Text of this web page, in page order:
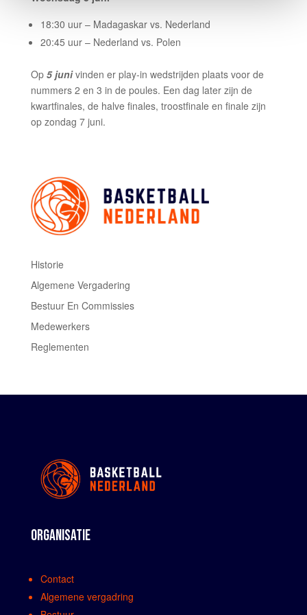
18:30 uur – Madagaskar vs. Nederland
20:45 uur – Nederland vs. Polen
Op 5 junivinden er play-in wedstrijden plaats voor de
nummers 2 en 3 in de poules. Een dag later zijn de
kwartfinales, de halve finales, troostfinale en finale zijn
op zondag 7 juni.
Historie
Algemene Vergadering
Bestuur En Commissies
Medewerkers
Reglementen
ORGANISATIE
Contact
Algemene vergadring